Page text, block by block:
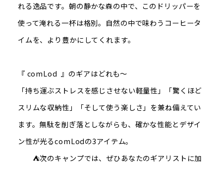
れる逸品です。朝の静かな森の中で、このドリッパーを
使って淹れる一杯は格別。自然の中で味わうコーヒータ
イムを、より豊かにしてくれます。
『 comLod 』のギアはどれも～
「持ち運ぶストレスを感じさせない軽量性」「驚くほど
スリムな収納性」「そして使う楽しさ」を兼ね備えてい
ます。無駄を削ぎ落としながらも、確かな性能とデザイ
ン性が光るcomLodの3アイテム。
⛺次のキャンプでは、ぜひあなたのギアリストに加